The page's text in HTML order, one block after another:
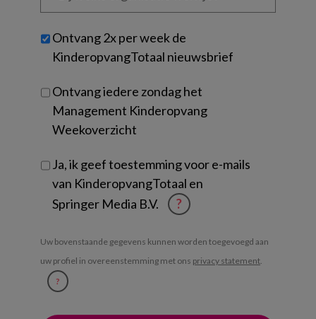
je?
Untitled
Ontvang 2x per week de
KinderopvangTotaal nieuwsbrief
Ontvang iedere zondag het
Management Kinderopvang
Weekoverzicht
Ja, ik geef toestemming voor e-mails
van KinderopvangTotaal en
Springer Media B.V.
?
Uw bovenstaande gegevens kunnen worden toegevoegd aan
uw profiel in overeenstemming met ons privacy statement.
?